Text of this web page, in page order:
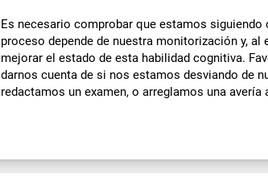
Es necesario comprobar que estamos
proceso depende de nuestra monitorización y, al
mejorar el estado de esta habilidad cognitiva.
darnos cuenta de si nos estamos desviando de
redactamos un examen, o arreglamos una